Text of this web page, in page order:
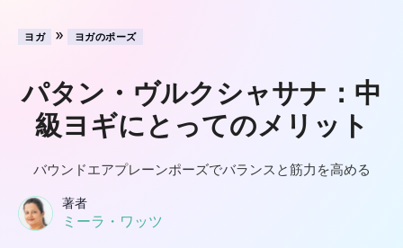
ヨガ » ヨガのポーズ
パタン・ヴルクシャサナ：中
級ヨギにとってのメリット
バウンドエアプレーンポーズでバランスと筋力を高める
著者
ミーラ・ワッツ